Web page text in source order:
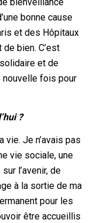
bonne cause
et des Hôpitaux
bien. C’est
et de
nouvelle fois pour
?
vie. Je n’avais pas
vie sociale, une
l’avenir, de
à la sortie de ma
pour les
être accueillis